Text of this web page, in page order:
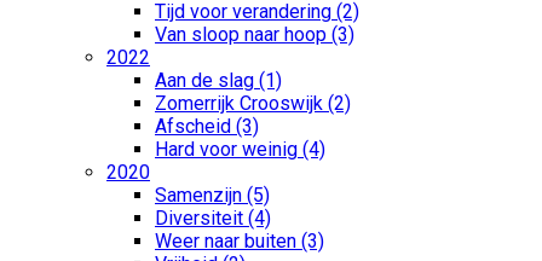
Tijd voor verandering (2)
Van sloop naar hoop (3)
2022
Aan de slag (1)
Zomerrijk Crooswijk (2)
Afscheid (3)
Hard voor weinig (4)
2020
Samenzijn (5)
Diversiteit (4)
Weer naar buiten (3)